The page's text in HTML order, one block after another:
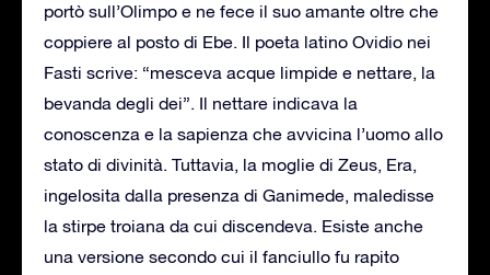
portò sull’Olimpo e ne fece il suo amante oltre che
coppiere al posto di Ebe. Il poeta latino Ovidio nei
Fasti scrive: “mesceva acque limpide e nettare, la
bevanda degli dei”. Il nettare indicava la
conoscenza e la sapienza che avvicina l’uomo allo
stato di divinità. Tuttavia, la moglie di Zeus, Era,
ingelosita dalla presenza di Ganimede, maledisse
la stirpe troiana da cui discendeva. Esiste anche
una versione secondo cui il fanciullo fu rapito